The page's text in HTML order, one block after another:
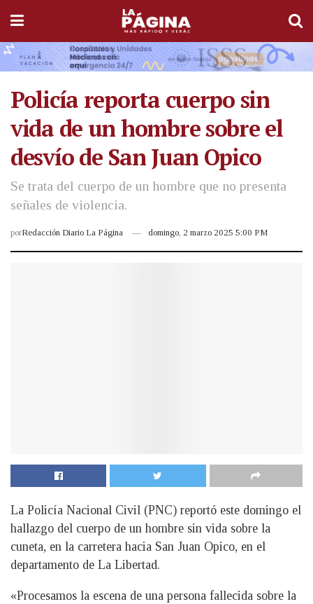
Policía reporta cuerpo sin
vida de un hombre sobre el
desvío de San Juan Opico
Se trata del cuerpo de un hombre que no presenta
señales de violencia.
porRedacción Diario La Página domingo, 2 marzo 2025 5:00 PM
La Policía Nacional Civil (PNC) reportó este domingo el
hallazgo del cuerpo de un hombre sin vida sobre la
cuneta, en la carretera hacia San Juan Opico, en el
departamento de La Libertad.
«Procesamos la escena de una persona fallecida sobre la